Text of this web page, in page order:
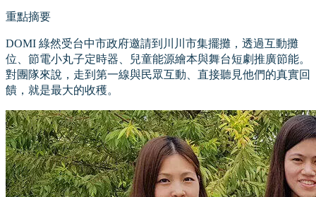
重點摘要
DOMI 綠然受台中市政府邀請到川川市集擺攤，透過互動攤
位、節電小丸子定時器、兒童能源繪本與舞台短劇推廣節能。
對團隊來說，走到第一線與民眾互動、直接聽見他們的真實回
饋，就是最大的收穫。